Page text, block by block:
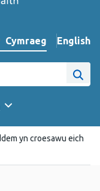
iaith y wefan
Cymraeg English
–
yn croesawu eich